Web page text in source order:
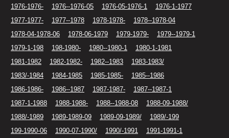
1976-1976-
1976--1976-05 1976-05-1976-1
1976-1-1977
1977-1977-
1977--1978 1978-1978-
1978--1978-04
1978-04-1978-06
1978-06-1979 1979-1979-
1979--1979-1
1979-1-198
198-1980- 1980--1980-1
1980-1-1981
1981-1982
1982-1982- 1982--1983
1983-1983/
1983/-1984
1984-1985 1985-1985-
1985--1986
1986-1986-
1986--1987 1987-1987-
1987--1987-1
1987-1-1988
1988-1988- 1988--1988-08
1988-09-1988/
1988/-1989
1989-1989-09 1989-09-1989/
1989/-199
199-1990-06
1990-07-1990/ 1990/-1991
1991-1991-1